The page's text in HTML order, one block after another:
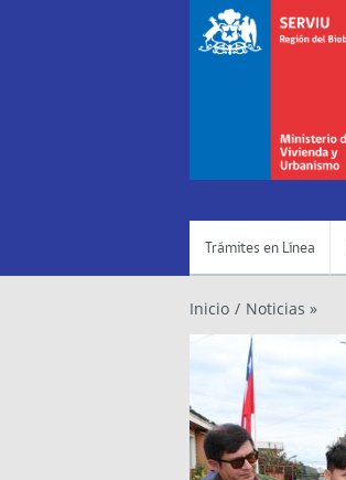
Trámites en Línea
Inicio / Noticias »